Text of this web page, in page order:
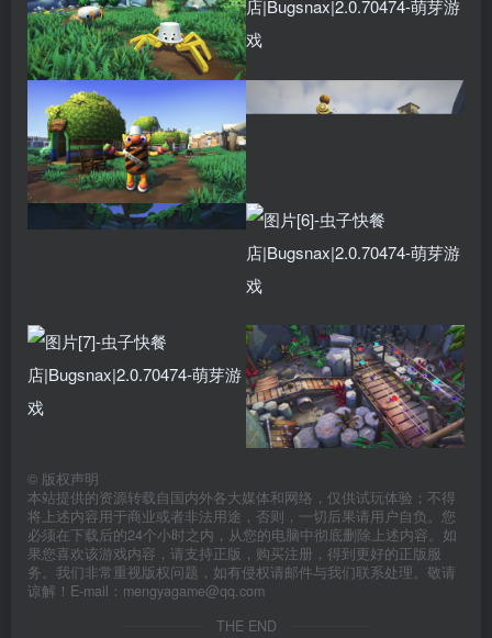
© 版权声明
本站提供的资源转载自国内外各大媒体和网络，仅供试玩体验；不得
将上述内容用于商业或者非法用途，否则，一切后果请用户自负。您
必须在下载后的24个小时之内，从您的电脑中彻底删除上述内容。如
果您喜欢该游戏内容，请支持正版，购买注册，得到更好的正版服
务。我们非常重视版权问题，如有侵权请邮件与我们联系处理。敬请
谅解！E-mail：mengyagame@qq.com
THE END